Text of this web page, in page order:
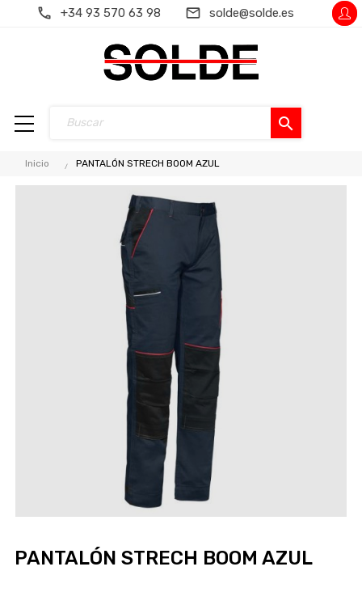
+34 93 570 63 98 solde@solde.es
search
Inicio PANTALÓN STRECH BOOM AZUL
PANTALÓN STRECH BOOM AZUL